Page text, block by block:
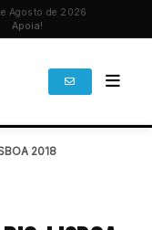
Agosto de 2026
Apoia!
2018